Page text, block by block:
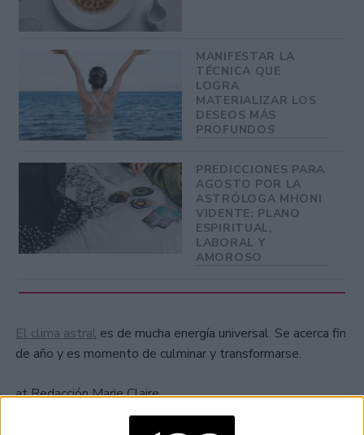
MANIFESTAR LA
TÉCNICA QUE
LOGRA
MATERIALIZAR LOS
DESEOS MÁS
PROFUNDOS
PREDICCIONES PARA
AGOSTO POR LA
ASTRÓLOGA MHONI
VIDENTE: PLANO
ESPIRITUAL,
LABORAL Y
AMOROSO
El clima astral es de mucha energía universal. Se acerca fin
de año y es momento de culminar y transformarse.
at Redacción Marie Claire